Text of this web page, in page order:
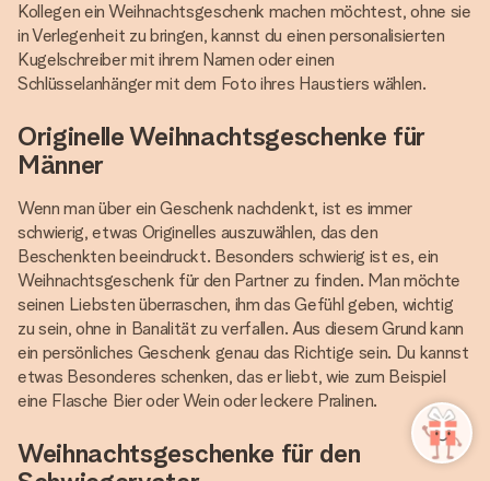
Kollegen ein Weihnachtsgeschenk machen möchtest, ohne sie
in Verlegenheit zu bringen, kannst du einen personalisierten
Kugelschreiber mit ihrem Namen oder einen
Schlüsselanhänger mit dem Foto ihres Haustiers wählen.
Originelle Weihnachtsgeschenke für
Männer
Wenn man über ein Geschenk nachdenkt, ist es immer
schwierig, etwas Originelles auszuwählen, das den
Beschenkten beeindruckt. Besonders schwierig ist es, ein
Weihnachtsgeschenk für den Partner zu finden. Man möchte
seinen Liebsten überraschen, ihm das Gefühl geben, wichtig
zu sein, ohne in Banalität zu verfallen. Aus diesem Grund kann
ein persönliches Geschenk genau das Richtige sein. Du kannst
etwas Besonderes schenken, das er liebt, wie zum Beispiel
eine Flasche Bier oder Wein oder leckere Pralinen.
Weihnachtsgeschenke für den